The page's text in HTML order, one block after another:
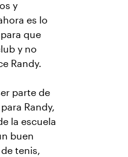
y
es lo
que
y no
Randy.
parte de
Randy,
la escuela
buen
tenis,